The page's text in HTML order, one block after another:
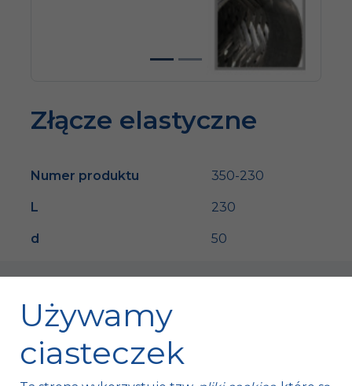
Złącze elastyczne
Numer produktu 350-230
L 230
d 50
Używamy
ciasteczek